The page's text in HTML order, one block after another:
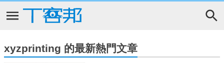
xyzprinting 的最新熱門文章